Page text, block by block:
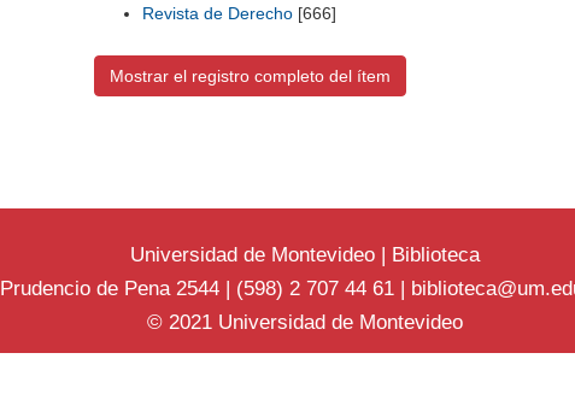
Revista de Derecho [666]
Mostrar el registro completo del ítem
Universidad de Montevideo | Biblioteca
Prudencio de Pena 2544 | (598) 2 707 44 61 |
© 2021 Universidad de Montevideo